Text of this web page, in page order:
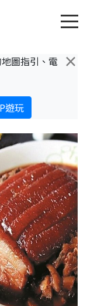
×
圖指引、電
遊玩